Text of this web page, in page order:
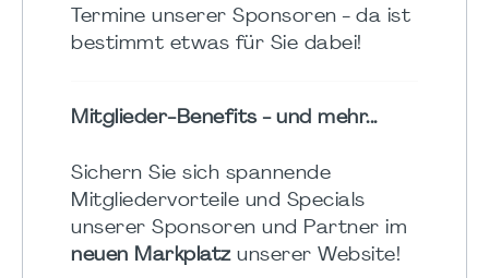
Termine unserer Sponsoren - da ist
bestimmt etwas für Sie dabei!
Mitglieder-Benefits - und mehr...
Sichern Sie sich spannende
Mitgliedervorteile und Specials
unserer Sponsoren und Partner im
neuen Markplatzunserer Website!